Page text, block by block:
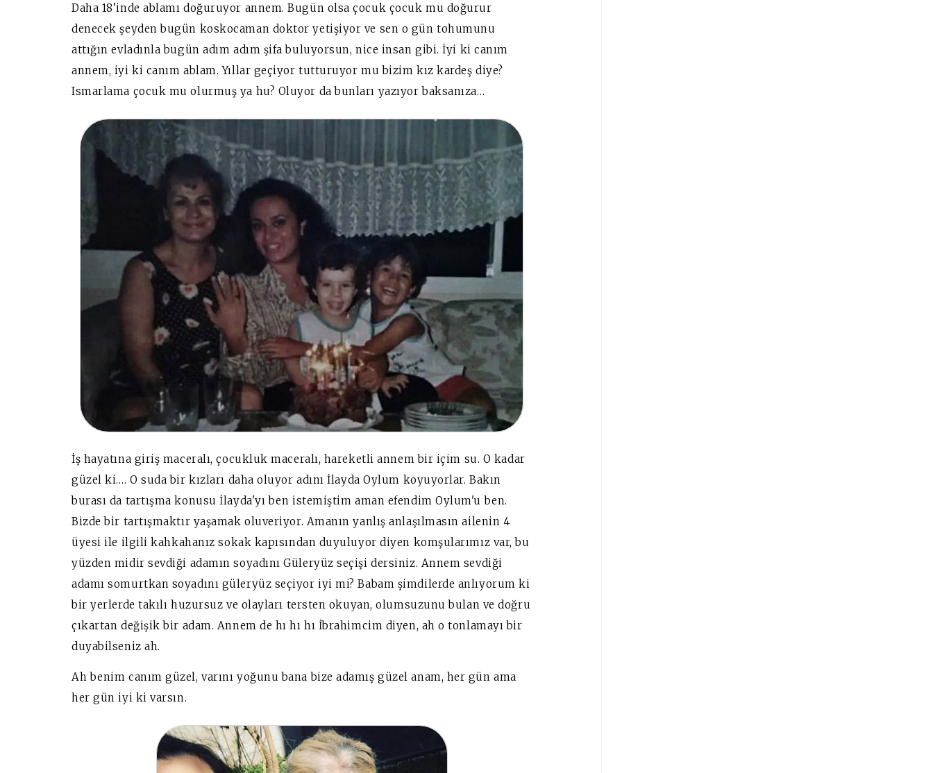
Daha 18’inde ablamı doğuruyor annem. Bugün olsa çocuk çocuk mu doğurur
denecek şeyden bugün koskocaman doktor yetişiyor ve sen o gün tohumunu
attığın evladınla bugün adım adım şifa buluyorsun, nice insan gibi. İyi ki canım
annem, iyi ki canım ablam. Yıllar geçiyor tutturuyor mu bizim kız kardeş diye?
Ismarlama çocuk mu olurmuş ya hu? Oluyor da bunları yazıyor baksanıza…
İş hayatına giriş maceralı, çocukluk maceralı, hareketli annem bir içim su. O kadar
güzel ki…. O suda bir kızları daha oluyor adını İlayda Oylum koyuyorlar. Bakın
burası da tartışma konusu İlayda'yı ben istemiştim aman efendim Oylum'u ben.
Bizde bir tartışmaktır yaşamak oluveriyor. Amanın yanlış anlaşılmasın ailenin 4
üyesi ile ilgili kahkahanız sokak kapısından duyuluyor diyen komşularımız var, bu
yüzden midir sevdiği adamın soyadını Güleryüz seçişi dersiniz. Annem sevdiği
adamı somurtkan soyadını güleryüz seçiyor iyi mi? Babam şimdilerde anlıyorum ki
bir yerlerde takılı huzursuz ve olayları tersten okuyan, olumsuzunu bulan ve doğru
çıkartan değişik bir adam. Annem de hı hı hı İbrahimcim diyen, ah o tonlamayı bir
duyabilseniz ah.
Ah benim canım güzel, varını yoğunu bana bize adamış güzel anam, her gün ama
her gün iyi ki varsın.